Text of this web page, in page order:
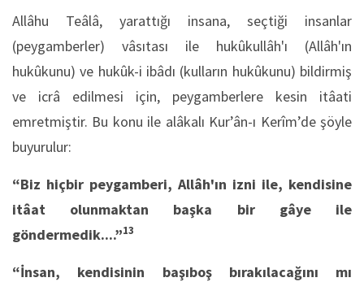
Allâhu Teâlâ, yarattığı insana, seçtiği insanlar
(peygamberler) vâsıtası ile hukûkullâh'ı (Allâh'ın
hukûkunu) ve hukûk-i ibâdı (kulların hukûkunu) bildirmiş
ve icrâ edilmesi için, peygamberlere kesin itâati
emretmiştir. Bu konu ile alâkalı Kur’ân-ı Kerîm’de şöyle
buyurulur:
“Biz hiçbir peygamberi, Allâh'ın izni ile, kendisine
itâat olunmaktan başka bir gâye ile
göndermedik....”13
“İnsan, kendisinin başıboş bırakılacağını mı